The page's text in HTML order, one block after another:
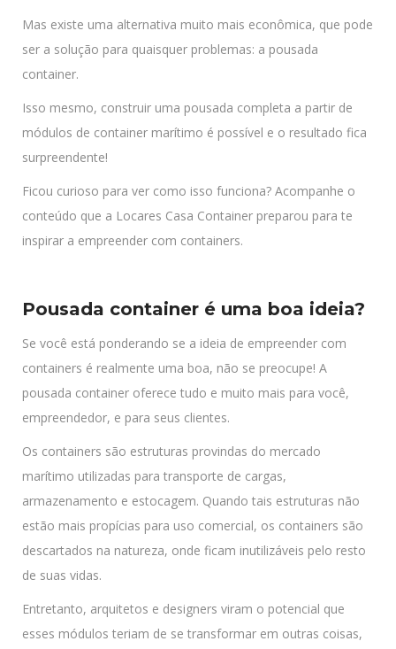
Mas existe uma alternativa muito mais econômica, que pode
ser a solução para quaisquer problemas: a pousada
container.
Isso mesmo, construir uma pousada completa a partir de
módulos de container marítimo é possível e o resultado fica
surpreendente!
Ficou curioso para ver como isso funciona? Acompanhe o
conteúdo que a Locares Casa Container preparou para te
inspirar a empreender com containers.
Pousada container é uma boa ideia?
Se você está ponderando se a ideia de empreender com
containers é realmente uma boa, não se preocupe! A
pousada container oferece tudo e muito mais para você,
empreendedor, e para seus clientes.
Os containers são estruturas provindas do mercado
marítimo utilizadas para transporte de cargas,
armazenamento e estocagem. Quando tais estruturas não
estão mais propícias para uso comercial, os containers são
descartados na natureza, onde ficam inutilizáveis pelo resto
de suas vidas.
Entretanto, arquitetos e designers viram o potencial que
esses módulos teriam de se transformar em outras coisas,